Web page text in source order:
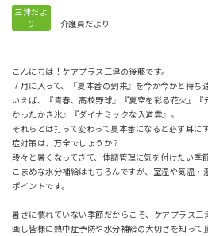
三津だよ
り
介護員だより
こんにちは！ケアプラス三津の後藤です。
７月に入って、『夏本番の到来』を今か今かと待ち
いえば、『青春、高校野球』『夏空を彩る花火』
かったかき氷』『ダイナミックな入道雲』。
それらとは打って変わって夏本番になると必ず耳に
症対策は、万全でしょうか？
段々と暑くなってきて、体調管理に気を付けたい季
こまめな水分補給はもちろんですが、室温や気温・
ポイントです。
暑さに慣れていない季節だからこそ、ケアプラス
画し皆様に熱中症予防や水分補給の大切さを知っ